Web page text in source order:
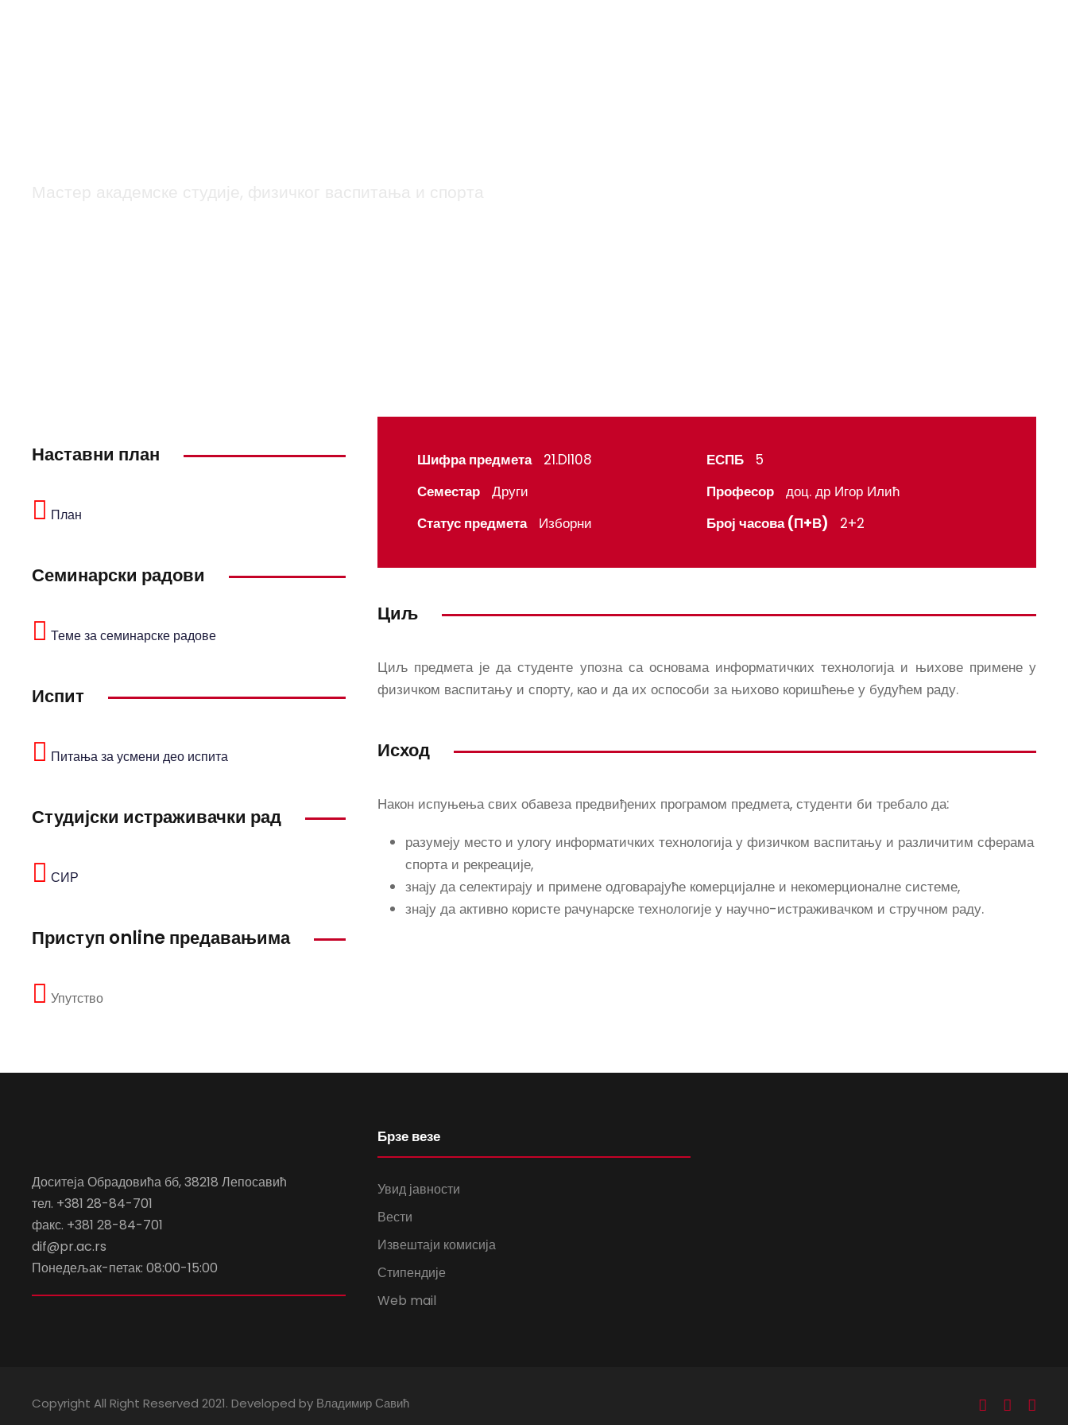
Наставни план
План
Семинарски радови
Теме за семинарске радове
Испит
Питања за усмени део испита
Студијски истраживачки рад
СИР
Приступ online предавањима
Упутство
Шифра предмета 21.DI108 ЕСПБ
5
Семестар
Други Професор
доц. др Игор Илић
Статус предмета
Изборни Број часова (П+В) 2+2
Циљ
Циљ предмета је да студенте упозна са основама информатичких технологија и њихове примене у
физичком васпитању и спорту, као и да их оспособи за њихово коришћење у будућем раду.
Исход
Након испуњења свих обавеза предвиђених програмом предмета, студенти би требало да:
разумеју место и улогу информатичких технологија у физичком васпитању и различитим сферама
спорта и рекреације,
знају да селектирају и примене одговарајуће комерцијалне и некомерционалне системе,
знају да активно користе рачунарске технологије у научно-истраживачком и стручном раду.
Доситеја Обрадовића бб, 38218 Лепосавић
тел. +381 28-84-701
факс. +381 28-84-701
dif@pr.ac.rs
Понедељак-петак: 08:00-15:00
Брзе везе
Увид јавности
Вести
Извештаји комисија
Стипендије
Web mail
Copyright All Right Reserved 2021. Developed by Владимир Савић